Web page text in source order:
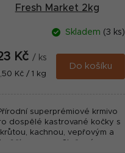
Fresh Market 2kg
Skladem (3 ks)
Kč / ks
Kč / 1 kg
Do košíku
superprémiové krmivo
dospělé kastrované kočky s
krůtou, kachnou, vepřovým a
masem. Složené pouze